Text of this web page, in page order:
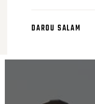
DAROU SALAM